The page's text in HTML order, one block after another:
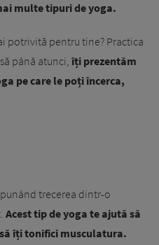
multe tipuri de yoga.
potrivită pentru tine? Practica
până atunci, îți prezentăm
pe care le poți încerca,
trecerea dintr-o
Acest tip de yoga te ajută să
îți tonifici musculatura.